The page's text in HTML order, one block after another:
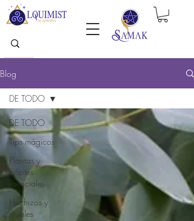
Blog
DE TODO
Tips mágicos
Plantas y
aceites
esenciales
Hechizos y
rituales
DE TODO